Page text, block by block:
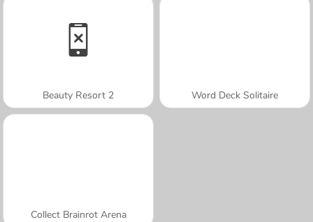
Beauty Resort 2 Word Deck Solitaire
Collect Brainrot Arena